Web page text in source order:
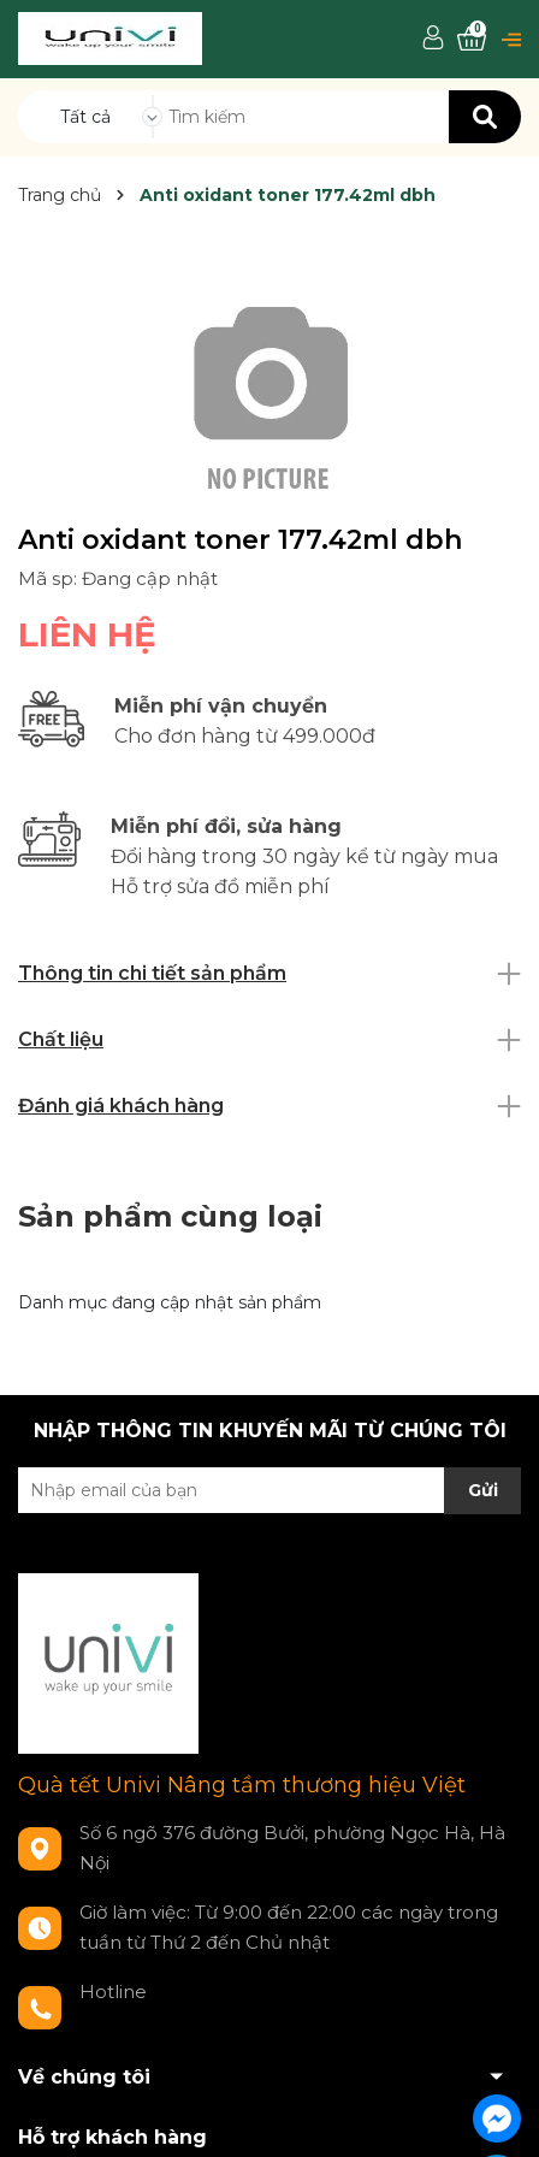
Tất cả
0
Trang chủ Anti oxidant toner 177.42ml dbh
Anti oxidant toner 177.42ml dbh
Mã sp: Đang cập nhật
LIÊN HỆ
Miễn phí vận chuyển
Cho đơn hàng từ 499.000đ
Miễn phí đổi, sửa hàng
Đổi hàng trong 30 ngày kể từ ngày mua
Hỗ trợ sửa đồ miễn phí
Thông tin chi tiết sản phẩm
Chất liệu
Đánh giá khách hàng
Sản phẩm cùng loại
Danh mục đang cập nhật sản phẩm
NHẬP THÔNG TIN KHUYẾN MÃI TỪ CHÚNG TÔI
Gửi
Quà tết Univi Nâng tầm thương hiệu Việt
Số 6 ngõ 376 đường Bưởi, phường Ngọc Hà, Hà
Nội
Giờ làm việc: Từ 9:00 đến 22:00 các ngày trong
tuần từ Thứ 2 đến Chủ nhật
Hotline
Về chúng tôi
Hỗ trợ khách hàng